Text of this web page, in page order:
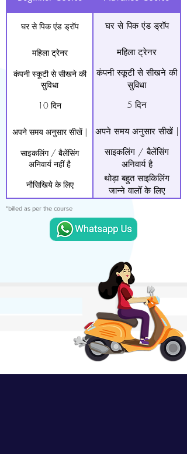
घर से पिक एंड ड्रॉप घर से पिक एंड ड्रॉप
महिला ट्रेनर महिला ट्रेनर
कंपनी स्कूटी से सीखने की
सुविधा
कंपनी स्कूटी से सीखने की
सुविधा
10 दिन 5 दिन
अपने समय अनुसार सीखें | अपने समय अनुसार सीखें |
साइकलिंग / बैलेंसिंग
अनिवार्य नहीं है
साइकलिंग / बैलेंसिंग
अनिवार्य है
नौसिखिये के लिए
थोड़ा बहुत साइकिलिंग
जान्ने वालोँ के लिए
*billed as per the course